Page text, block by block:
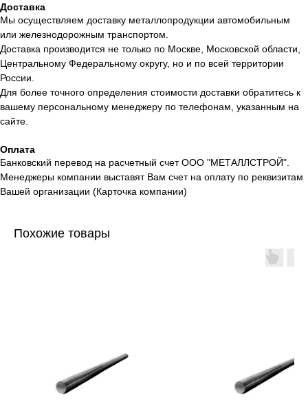
Доставка
Мы осуществляем доставку металлопродукции автомобильным
или железнодорожным транспортом.
Доставка производится не только по Москве, Московской области,
Центральному Федеральному округу, но и по всей территории
России.
Для более точного определения стоимости доставки обратитесь к
вашему персональному менеджеру по телефонам, указанным на
сайте.
Оплата
Банковский перевод на расчетный счет ООО "МЕТАЛЛСТРОЙ".
Менеджеры компании выставят Вам счет на оплату по реквизитам
Вашей организации (Карточка компании)
Похожие товары